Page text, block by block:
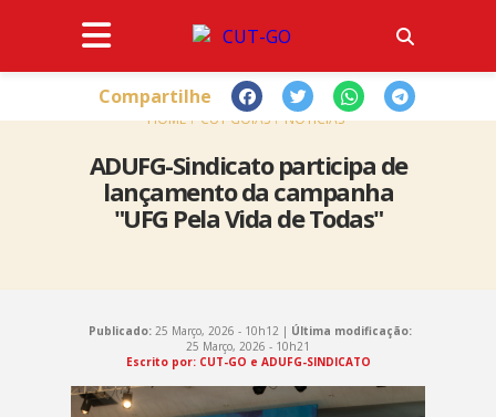
HOME CUT GOIÁS NOTÍCIAS
ADUFG-Sindicato participa de
lançamento da campanha
"UFG Pela Vida de Todas"
Compartilhe
Publicado:25 Março, 2026 - 10h12 | Última modificação:
25 Março, 2026 - 10h21
Escrito por: CUT-GO e ADUFG-SINDICATO